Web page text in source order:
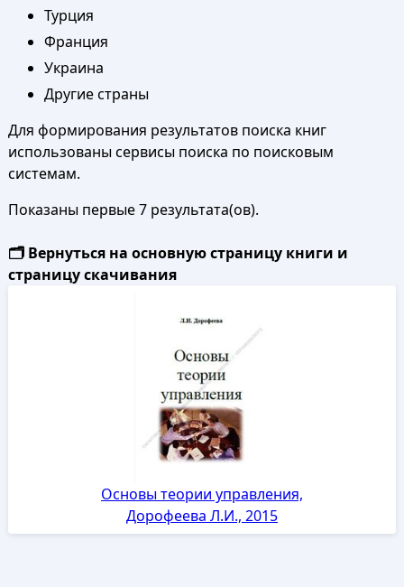
Турция
Франция
Украина
Другие страны
Для формирования результатов поиска книг
использованы сервисы поиска по поисковым
системам.
Показаны первые 7 результата(ов).
🗂️ Вернуться на основную страницу книги и
страницу скачивания
Основы теории управления,
Дорофеева Л.И., 2015